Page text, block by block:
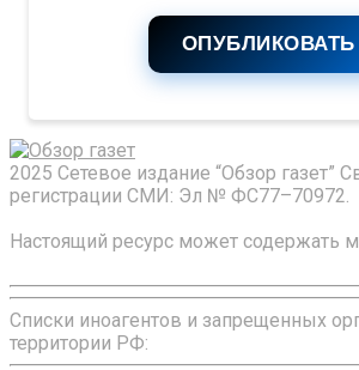
ОПУБЛИКОВАТЬ
2025 Сетевое издание “Обзор газет”
регистрации СМИ: Эл № ФС77–70972.
Настоящий ресурс может содержать
Списки иноагентов и запрещенных
территории РФ: